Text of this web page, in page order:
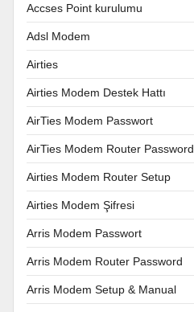
Accses Point kurulumu
Adsl Modem
Airties
Airties Modem Destek Hattı
AirTies Modem Passwort
AirTies Modem Router Password
Airties Modem Router Setup
Airties Modem Şifresi
Arris Modem Passwort
Arris Modem Router Password
Arris Modem Setup & Manual